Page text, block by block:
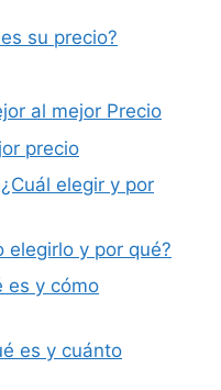
su precio?
al mejor Precio
precio
elegir y por
elegirlo y por qué?
es y cómo
es y cuánto